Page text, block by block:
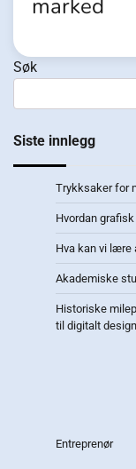
marked
Søk
Siste innlegg
Trykksaker for
Hvordan
Hva kan vi lære
Akademiske
Historiske
til digitalt design
Entreprenør